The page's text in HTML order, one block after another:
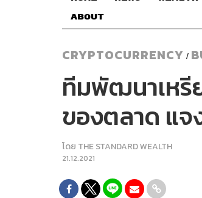
ABOUT
CRYPTOCURRENCY /
ทีมพัฒนาเหรี
ของตลาด แจ
โดย THE STANDARD WEALTH
21.12.2021